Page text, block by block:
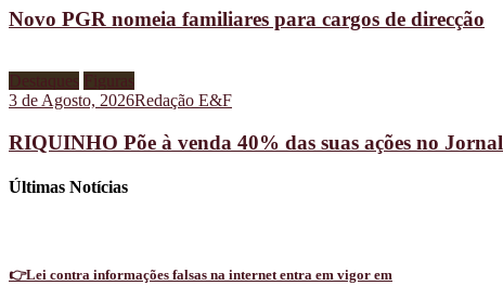
Novo PGR nomeia familiares para cargos de direcção
Destaques Figuras
3 de Agosto, 2026Redação E&F
RIQUINHO Põe à venda 40% das suas ações no
Últimas Notícias
👉Lei contra informações falsas na internet entra em vigor em